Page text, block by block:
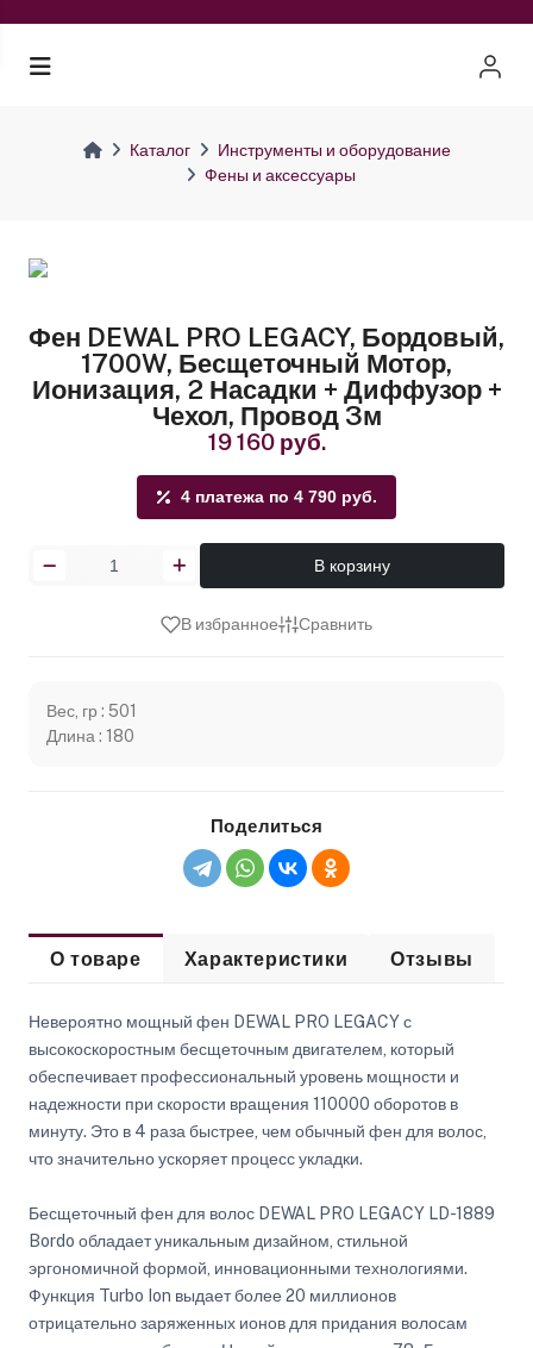
Каталог
Инструменты и оборудование
Фены и аксессуары
Фен DEWAL PRO LEGACY, Бордовый,
1700W, Бесщеточный Мотор,
Ионизация, 2 Насадки + Диффузор +
Чехол, Провод 3м
19 160 руб.
4 платежа по 4 790 руб.
В корзину
В избранное Сравнить
Вес, гр : 501
Длина : 180
Поделиться
О товаре Характеристики Отзывы
Невероятно мощный фен DEWAL PRO LEGACY с
высокоскоростным бесщеточным двигателем, который
обеспечивает профессиональный уровень мощности и
надежности при скорости вращения 110000 оборотов в
минуту. Это в 4 раза быстрее, чем обычный фен для волос,
что значительно ускоряет процесс укладки.
Бесщеточный фен для волос DEWAL PRO LEGACY LD-1889
Bordo обладает уникальным дизайном, стильной
эргономичной формой, инновационными технологиями.
Функция Turbo Ion выдает более 20 миллионов
отрицательно заряженных ионов для придания волосам